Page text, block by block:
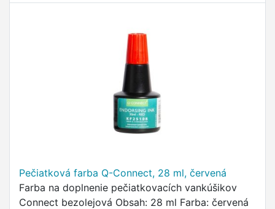
Pečiatková farba Q-Connect, 28 ml, červená
Farba na doplnenie pečiatkovacích vankúšikov
Connect bezolejová Obsah: 28 ml Farba: červená